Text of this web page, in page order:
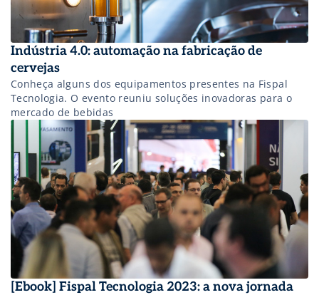
Indústria 4.0: automação na fabricação de
cervejas
Conheça alguns dos equipamentos presentes na Fispal
Tecnologia. O evento reuniu soluções inovadoras para o
mercado de bebidas
[Ebook] Fispal Tecnologia 2023: a nova jornada